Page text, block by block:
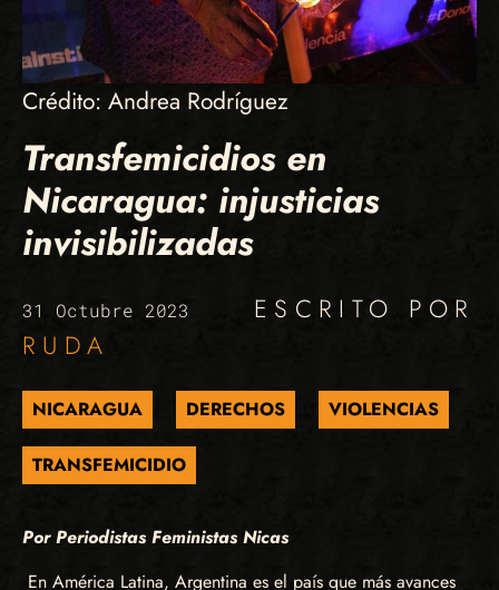
Crédito: Andrea Rodríguez
Transfemicidios en
Nicaragua: injusticias
invisibilizadas
31 Octubre 2023
ESCRITO POR
RUDA
NICARAGUA DERECHOS VIOLENCIAS
TRANSFEMICIDIO
Por Periodistas Feministas Nicas
En América Latina, Argentina es el país que más avances